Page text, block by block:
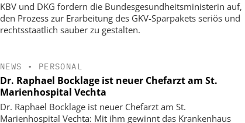
KBV und DKG fordern die Bundesgesundheitsministerin auf,
den Prozess zur Erarbeitung des GKV-Sparpakets seriös und
rechtsstaatlich sauber zu gestalten.
NEWS • PERSONAL
Dr. Raphael Bocklage ist neuer Chefarzt am St.
Marienhospital Vechta
Dr. Raphael Bocklage ist neuer Chefarzt am St.
Marienhospital Vechta: Mit ihm gewinnt das Krankenhaus